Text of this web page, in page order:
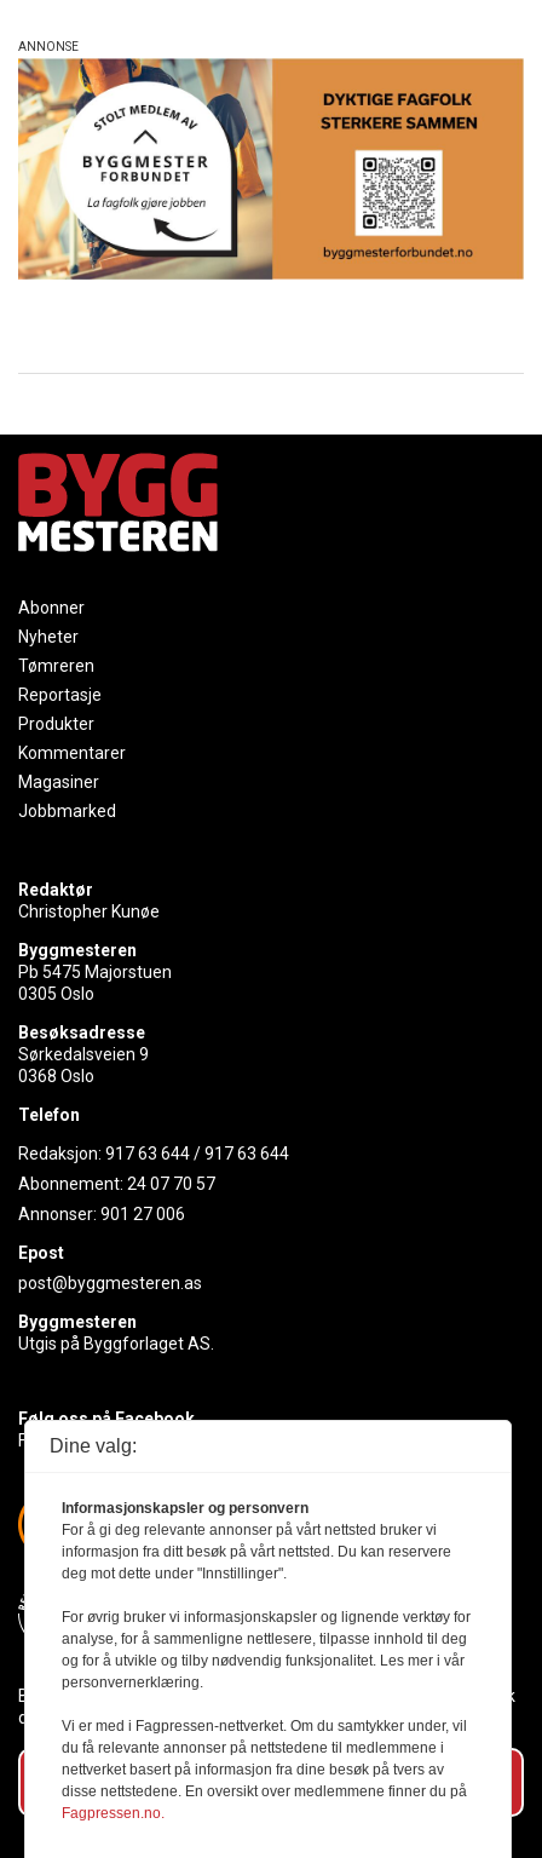
Abonner
Nyheter
Tømreren
Reportasje
Produkter
Kommentarer
Magasiner
Jobbmarked
Redaktør
Christopher Kunøe
Byggmesteren
Pb 5475 Majorstuen
0305 Oslo
Besøksadresse
Sørkedalsveien 9
0368 Oslo
Telefon
Redaksjon: 917 63 644/917 63 644
Abonnement: 24 07 70 57
Annonser: 901 27 006
Epost
post@byggmesteren.as
Byggmesteren
Utgis på Byggforlaget AS.
Følg oss på Facebook
Få med deg det siste innen byggebransjen
Byggmesteren følger Vær Varsom-plakaten og presseetikken slik
den er nedfelt i Redaktørplakaten.
Abonner på vårt nyhetsbrev
Dine valg:
Informasjonskapsler og personvern
For å gi deg relevante annonser på vårt nettsted bruker vi
informasjon fra ditt besøk på vårt nettsted. Du kan reservere
deg mot dette under "Innstillinger".
For øvrig bruker vi informasjonskapsler og lignende verktøy for
analyse, for å sammenligne nettlesere, tilpasse innhold til deg
og for å utvikle og tilby nødvendig funksjonalitet. Les mer i vår
personvernerklæring.
Vi er med i Fagpressen-nettverket. Om du samtykker under, vil
du få relevante annonser på nettstedene til medlemmene i
nettverket basert på informasjon fra dine besøk på tvers av
disse nettstedene. En oversikt over medlemmene finner du på
Fagpressen.no.